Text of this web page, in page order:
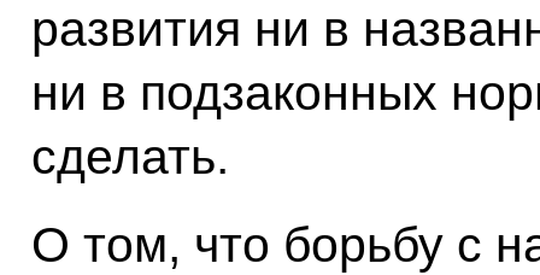
развития ни в
ни в подзаконных
сделать.
О том, что борьбу с